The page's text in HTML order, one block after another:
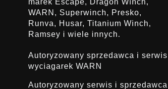
marek Escape, Dragon Winch,
WARN, Superwinch, Presko,
Runva, Husar, Titanium Winch,
Ramsey i wiele innych.
Autoryzowany sprzedawca i serwis
wyciagarek WARN
Autoryzowany serwis i sprzedawca